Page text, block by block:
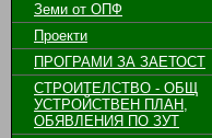
Земи от ОПФ
Проекти
ПРОГРАМИ ЗА ЗАЕТОСТ
СТРОИТЕЛСТВО - ОБЩ
УСТРОЙСТВЕН ПЛАН,
ОБЯВЛЕНИЯ ПО ЗУТ